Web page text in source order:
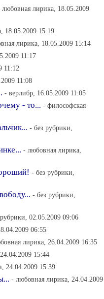
любовная лирика, 18.05.2009
18.05.2009 15:19
лирика, 18.05.2009 15:14
11:17
11:12
11:08
- верлибр, 16.05.2009 11:05
- то... - философская
- без рубрики,
- любовная лирика,
- без рубрики,
- без рубрики,
02.05.2009 09:06
06:55
лирика, 26.04.2009 16:35
15:44
24.04.2009 15:39
- любовная лирика, 24.04.2009